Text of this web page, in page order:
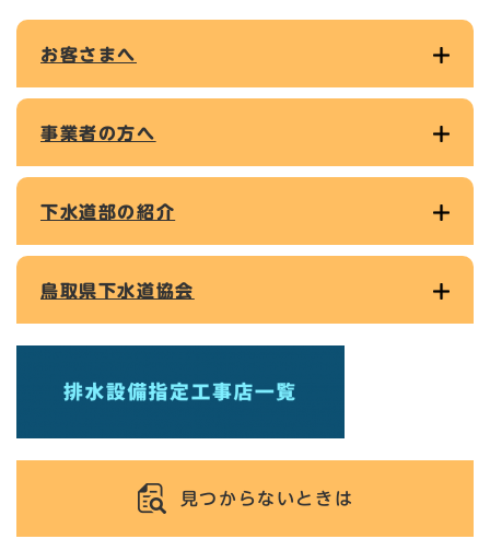
お客さまへ
事業者の方へ
下水道部の紹介
鳥取県下水道協会
見つからないときは